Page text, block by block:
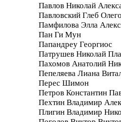
Павлов Николай
Павловский Глеб
Памфилова Элла
Пан Ги Мун
Папандреу Георгиос
Патрушев Николай
Пахомов Анатолий
Пепеляева Лиана
Перес Шимон
Петров Константин
Пехтин Владимир
Плигин Владимир